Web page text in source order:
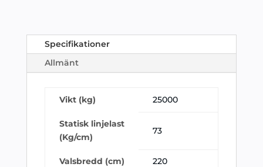
Specifikationer
Allmänt
Vikt (kg) 25000
Statisk linjelast
(Kg/cm)
73
Valsbredd (cm) 220